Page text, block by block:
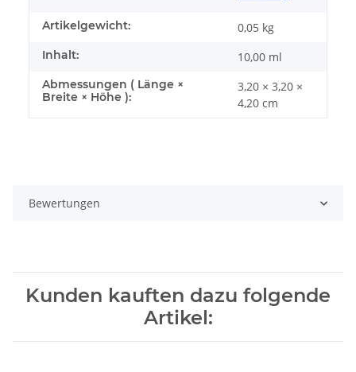
Artikelgewicht: 0,05 kg
Inhalt: 10,00 ml
Abmessungen ( Länge ×
Breite × Höhe ):
3,20 × 3,20 ×
4,20 cm
Bewertungen
Kunden kauften dazu folgende
Artikel: